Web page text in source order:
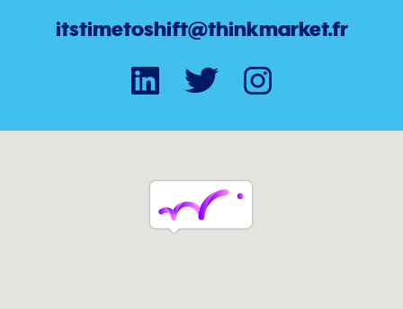
itstimetoshift@thinkmarket.fr